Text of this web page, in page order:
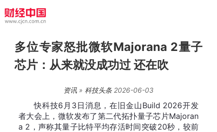
多位专家怒批微软Majorana 2量子
芯片：从来就没成功过 还在吹
资讯 » 科技头条2026-06-03
快科技6月3日消息，在旧金山Build 2026开发
者大会上，微软发布了第二代拓扑量子芯片Majoran
a 2，声称其量子比特平均存活时间突破20秒，较前